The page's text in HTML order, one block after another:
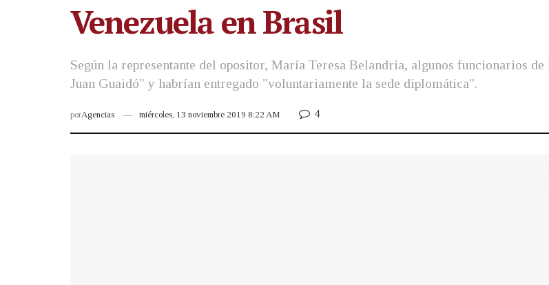
Venezuela en Brasil
Según la representante del opositor, María Teresa Belandria, algunos funcionarios
Juan Guaidó" y habrían entregado "voluntariamente la sede diplomática".
porAgencias miércoles, 13 noviembre 2019 8:22 AM 4